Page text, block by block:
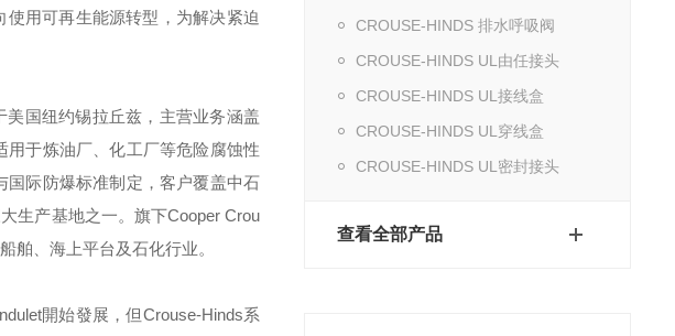
CROUSE-HINDS 排水呼吸阀
CROUSE-HINDS UL由任接头
CROUSE-HINDS UL接线盒
CROUSE-HINDS UL穿线盒
CROUSE-HINDS UL密封接头
查看全部产品
用可再生能源转型，为解决紧迫
美国纽约锡拉丘兹，主营业务涵盖
于炼油厂、化工厂等危险腐蚀性
际防爆标准制定，客户覆盖中石
生产基地之一。旗下Cooper Crou
舶、海上平台及石化行业。
開始發展，但Crouse-Hinds系